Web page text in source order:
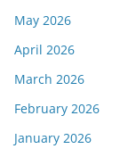
May 2026
April 2026
March 2026
February 2026
January 2026